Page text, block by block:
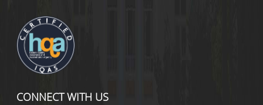
CONNECT WITH US